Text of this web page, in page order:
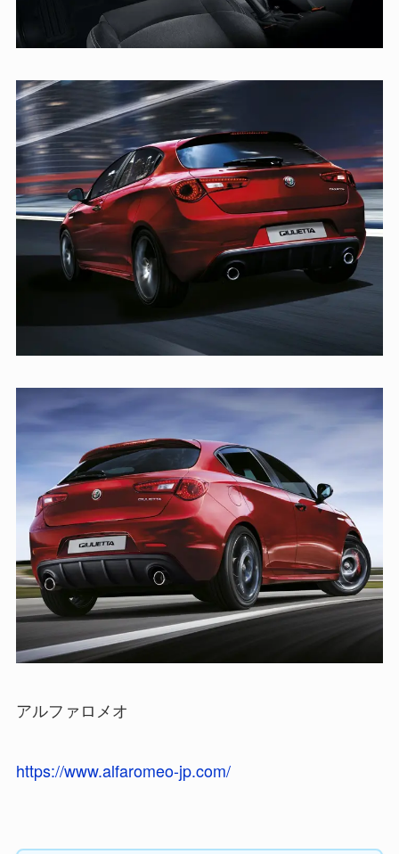
アルファロメオ
https://www.alfaromeo-jp.com/